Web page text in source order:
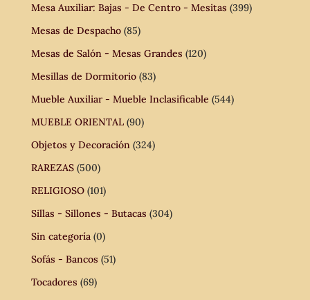
Mesa Auxiliar: Bajas - De Centro - Mesitas (399)
Mesas de Despacho (85)
Mesas de Salón - Mesas Grandes (120)
Mesillas de Dormitorio (83)
Mueble Auxiliar - Mueble Inclasificable (544)
MUEBLE ORIENTAL (90)
Objetos y Decoración (324)
RAREZAS (500)
RELIGIOSO (101)
Sillas - Sillones - Butacas (304)
Sin categoría (0)
Sofás - Bancos (51)
Tocadores (69)